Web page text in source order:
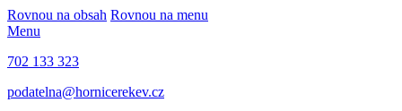
Rovnou na obsah Rovnou na menu
Menu
702 133 323
podatelna@hornicerekev.cz